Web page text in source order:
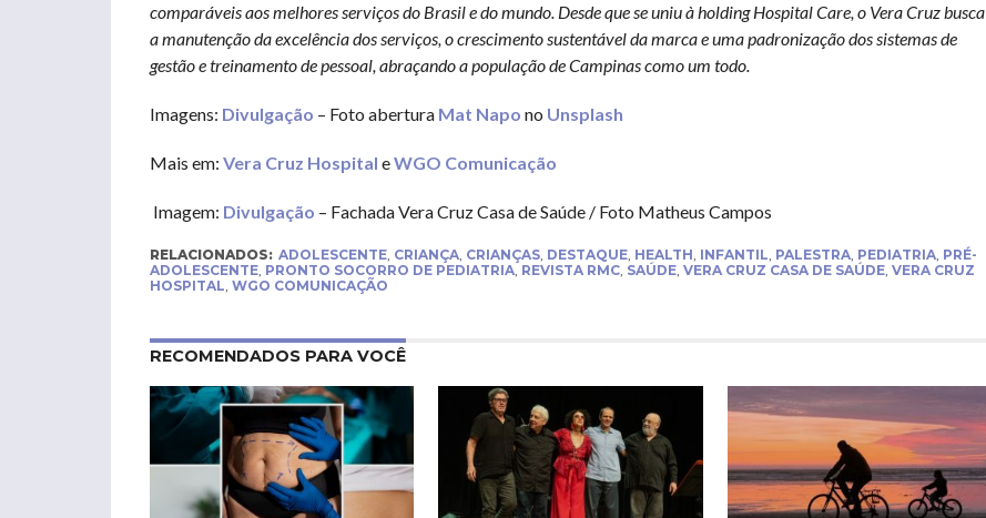
comparáveis aos melhores serviços do Brasil e do mundo. Desde que se uniu à holding Hospital Care, o Vera Cruz busca
a manutenção da excelência dos serviços, o crescimento sustentável da marca e uma padronização dos sistemas de
gestão e treinamento de pessoal, abraçando a população de Campinas como um todo.
Imagens: Divulgação – Foto abertura Mat Napo no Unsplash
Mais em: Vera Cruz Hospital eWGO Comunicação
Imagem: Divulgação – Fachada Vera Cruz Casa de Saúde / Foto Matheus Campos
RELACIONADOS: ADOLESCENTE, CRIANÇA, CRIANÇAS, DESTAQUE, HEALTH, INFANTIL, PALESTRA, PEDIATRIA, PRÉ-
ADOLESCENTE, PRONTO SOCORRO DE PEDIATRIA, REVISTA RMC, SAÚDE, VERA CRUZ CASA DE SAÚDE, VERA CRUZ
HOSPITAL, WGO COMUNICAÇÃO
RECOMENDADOS PARA VOCÊ